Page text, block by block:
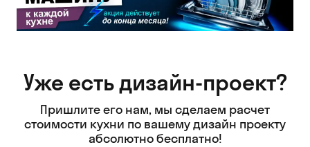
Уже есть дизайн-проект?
Пришлите его нам, мы сделаем расчет
стоимости кухни по вашему дизайн проекту
абсолютно бесплатно!